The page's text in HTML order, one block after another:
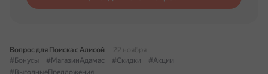
Вопрос для Поиска с Алисой
22 ноября
#Бонусы
#МагазинАдамас #Скидки
#Акции
#ВыгодныеПредложения